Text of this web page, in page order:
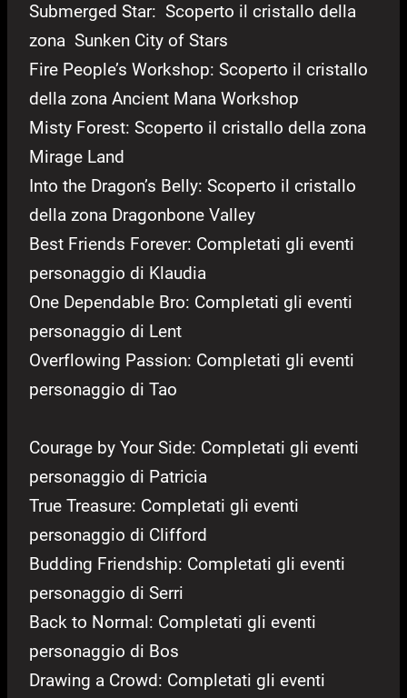
Submerged Star: Scoperto il cristallo della
zona Sunken City of Stars
Fire People’s Workshop: Scoperto il cristallo
della zona Ancient Mana Workshop
Misty Forest: Scoperto il cristallo della zona
Mirage Land
Into the Dragon’s Belly: Scoperto il cristallo
della zona Dragonbone Valley
Best Friends Forever: Completati gli eventi
personaggio di Klaudia
One Dependable Bro: Completati gli eventi
personaggio di Lent
Overflowing Passion: Completati gli eventi
personaggio di Tao
Courage by Your Side: Completati gli eventi
personaggio di Patricia
True Treasure: Completati gli eventi
personaggio di Clifford
Budding Friendship: Completati gli eventi
personaggio di Serri
Back to Normal: Completati gli eventi
personaggio di Bos
Drawing a Crowd: Completati gli eventi